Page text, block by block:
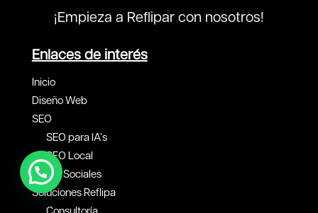
¡Empieza a Reflipar con nosotros!
Enlaces de interés
Inicio
Diseño Web
SEO
SEO para IA’s
SEO Local
Redes Sociales
Soluciones Reflipa